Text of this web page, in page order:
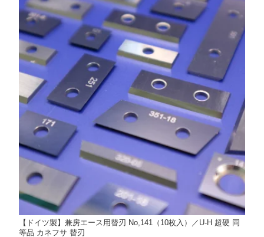
【ドイツ製】兼房エース用替刃 No,141（10枚入）／U-H 超硬 同
等品 カネフサ 替刃